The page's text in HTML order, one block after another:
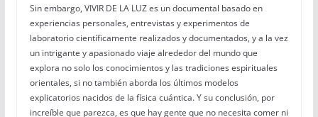
Sin embargo, VIVIR DE LA LUZ es un documental basado en
experiencias personales, entrevistas y experimentos de
laboratorio científicamente realizados y documentados, y a la vez
un intrigante y apasionado viaje alrededor del mundo que
explora no solo los conocimientos y las tradiciones espirituales
orientales, si no también aborda los últimos modelos
explicatorios nacidos de la física cuántica. Y su conclusión, por
increíble que parezca, es que hay gente que no necesita comer ni